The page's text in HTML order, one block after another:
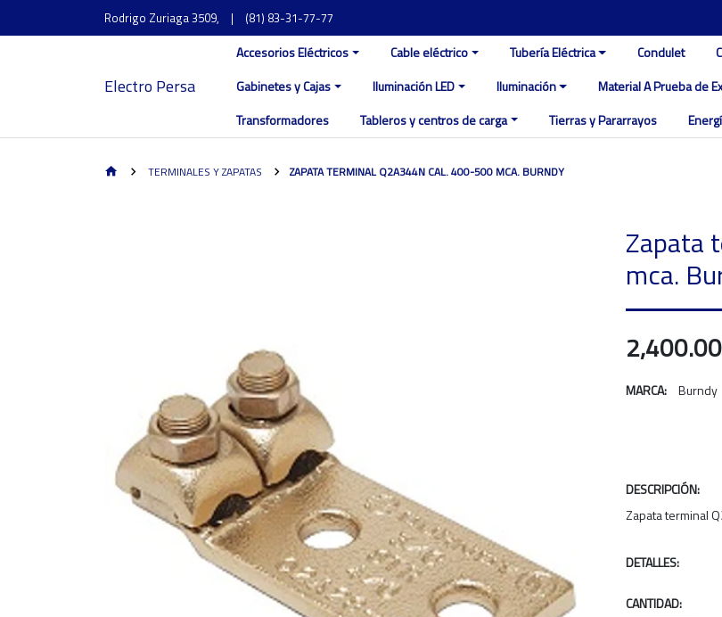
Rodrigo Zuriaga 3509, | (81) 83-31-77-77
Electro Persa
Accesorios Eléctricos Cable eléctrico Tubería Eléctrica Condulet
Gabinetes y Cajas
Iluminación LED Iluminación Material A Prueba de
Transformadores
Tableros y centros de carga Tierras y Pararrayos
TERMINALES Y ZAPATAS ZAPATA TERMINAL Q2A344N CAL. 400-500 MCA. BURNDY
Zapata
mca.
MARCA: Burndy
DESCRIPCIÓN:
Zapata terminal
DETALLES:
CANTIDAD: